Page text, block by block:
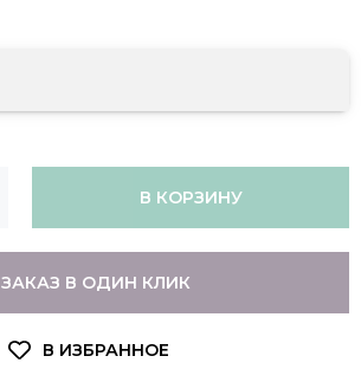
В КОРЗИНУ
ЗАКАЗ В ОДИН КЛИК